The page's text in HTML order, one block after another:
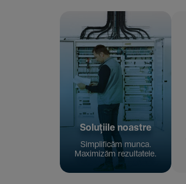
Solu­țiile noastre
Simpli­ficăm munca.
Maxi­mizăm rezul­ta­tele.